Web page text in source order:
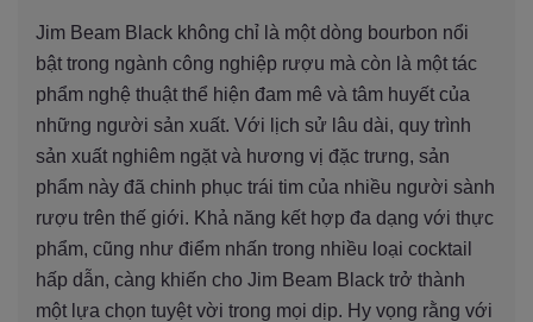
Jim Beam Black không chỉ là một dòng bourbon nổi
bật trong ngành công nghiệp rượu mà còn là một tác
phẩm nghệ thuật thể hiện đam mê và tâm huyết của
những người sản xuất. Với lịch sử lâu dài, quy trình
sản xuất nghiêm ngặt và hương vị đặc trưng, sản
phẩm này đã chinh phục trái tim của nhiều người sành
rượu trên thế giới. Khả năng kết hợp đa dạng với thực
phẩm, cũng như điểm nhấn trong nhiều loại cocktail
hấp dẫn, càng khiến cho Jim Beam Black trở thành
một lựa chọn tuyệt vời trong mọi dịp. Hy vọng rằng với